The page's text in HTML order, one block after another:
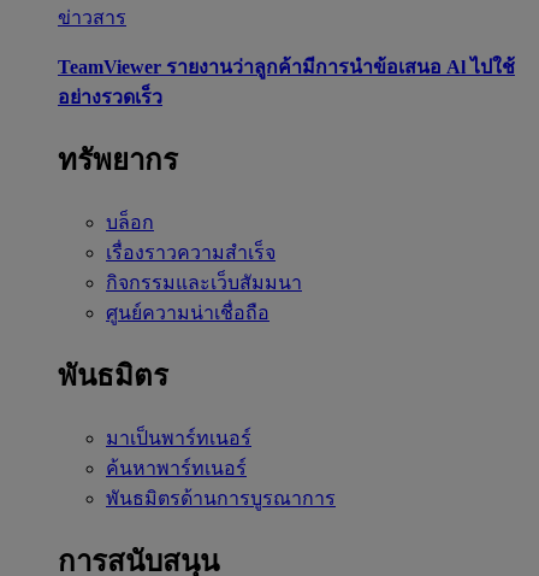
ข่าวสาร
TeamViewer รายงานว่าลูกค้ามีการนำข้อเสนอ Al ไปใช้
อย่างรวดเร็ว
ทรัพยากร
บล็อก
เรื่องราวความสำเร็จ
กิจกรรมและเว็บสัมมนา
ศูนย์ความน่าเชื่อถือ
พันธมิตร
มาเป็นพาร์ทเนอร์
ค้นหาพาร์ทเนอร์
พันธมิตรด้านการบูรณาการ
การสนับสนุน